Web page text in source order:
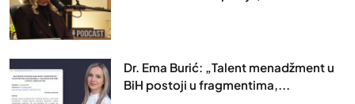
Dr. Ema Burić: „Talent menadžment u
BiH postoji u fragmentima,...